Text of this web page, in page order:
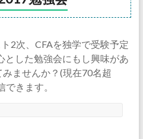
2次、CFAを独学で受験予定
とした勉強会にもし興味があ
ませんか？(現在70名超
きます。